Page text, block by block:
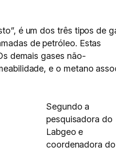
é um dos três tipos de
de petróleo. Estas
demais gases não-
e o metano
Segundo a
pesquisadora do
Labgeo e
coordenadora do